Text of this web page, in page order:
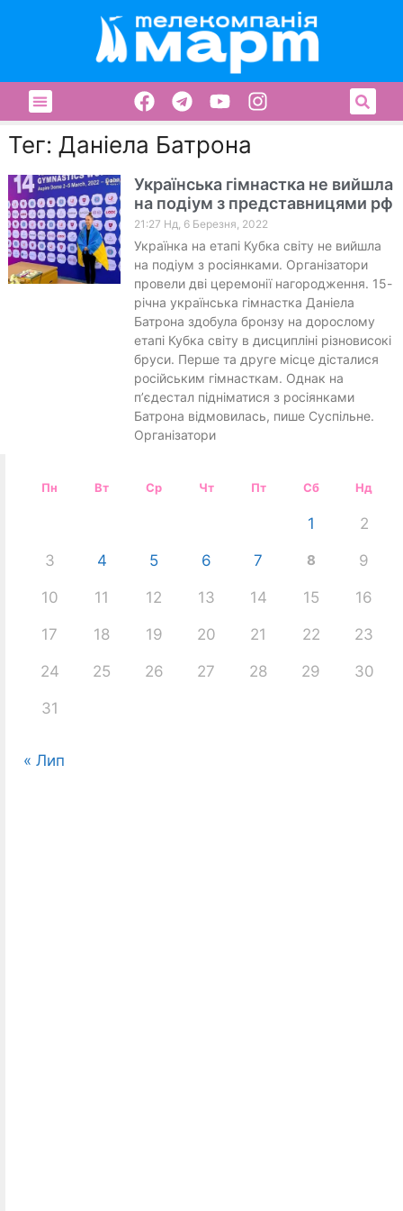
Тег: Даніела Батрона
Українська гімнастка не вийшла
на подіум з представницями рф
21:27 Нд, 6 Березня, 2022
Українка на етапі Кубка світу не вийшла
на подіум з росіянками. Організатори
провели дві церемонії нагородження. 15-
річна українська гімнастка Даніела
Батрона здобула бронзу на дорослому
етапі Кубка світу в дисципліні різновисокі
бруси. Перше та друге місце дісталися
російським гімнасткам. Однак на
пʼєдестал підніматися з росіянками
Батрона відмовилась, пише Суспільне.
Організатори
Пн Вт Ср Чт Пт Сб Нд
1 2
3 4 5 6 7 8 9
10 11 12 13 14 15 16
17 18 19 20 21 22 23
24 25 26 27 28 29 30
31
« Лип